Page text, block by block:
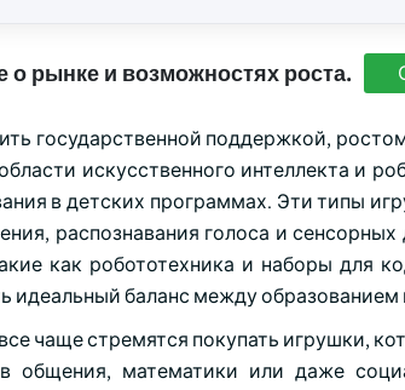
о рынке и возможностях роста.
государственной поддержкой,
искусственного интеллекта и
в детских программах. Эти типы
распознавания голоса и
как робототехника и наборы для
идеальный баланс между
чаще стремятся покупать игрушки,
общения, математики или даже